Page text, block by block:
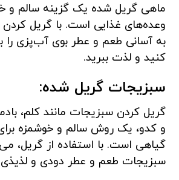
ماهی گریل شده یک گزینه سالم و
وعده‌های غذایی است. با گریل کردن
به آسانی طعم و عطر بوی آب‌پزی را
کنید و لذت ببرید.
سبزیجات گریل شده:
گریل کردن سبزیجات مانند کلم،
و کدو، یک روش سالم و خوشمزه
گیاهی است. با استفاده از گریل،
سبزیجات طعم و عطر دودی و